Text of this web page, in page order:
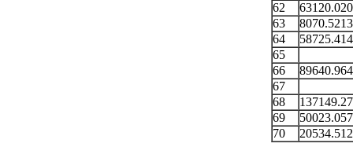
62
63
64
65
66
67
68
69
70